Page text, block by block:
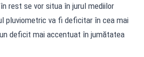
rest se vor situa în jurul mediilor
pluviometric va fi deficitar în cea mai
deficit mai accentuat în jumătatea